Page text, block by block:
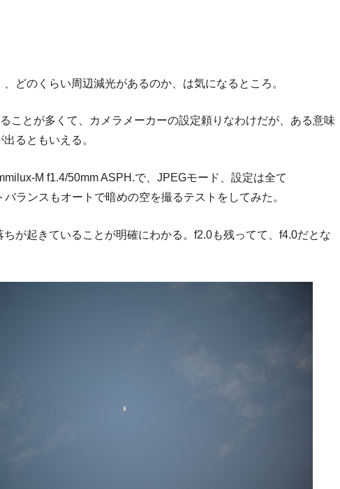
どのくらい周辺減光があるのか、は気になるところ。
ことが多くて、カメラメーカーの設定頼りなわけだが、ある意味
るともいえる。
M f1.4/50mm ASPH.で、JPEGモード、設定は全て
ランスもオートで暗めの空を撮るテストをしてみた。
ちが起きていることが明確にわかる。f2.0も残ってて、f4.0だとな